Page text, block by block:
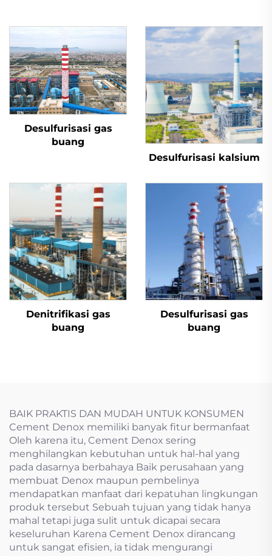
Desulfurisasi gas
buang
Desulfurisasi kalsium
Denitrifikasi gas
buang
Desulfurisasi gas
buang
BAIK PRAKTIS DAN MUDAH UNTUK KONSUMEN
Cement Denox memiliki banyak fitur bermanfaat
Oleh karena itu, Cement Denox sering
menghilangkan kebutuhan untuk hal-hal yang
pada dasarnya berbahaya Baik perusahaan yang
membuat Denox maupun pembelinya
mendapatkan manfaat dari kepatuhan lingkungan
produk tersebut Sebuah tujuan yang tidak hanya
mahal tetapi juga sulit untuk dicapai secara
keseluruhan Karena Cement Denox dirancang
untuk sangat efisien, ia tidak mengurangi